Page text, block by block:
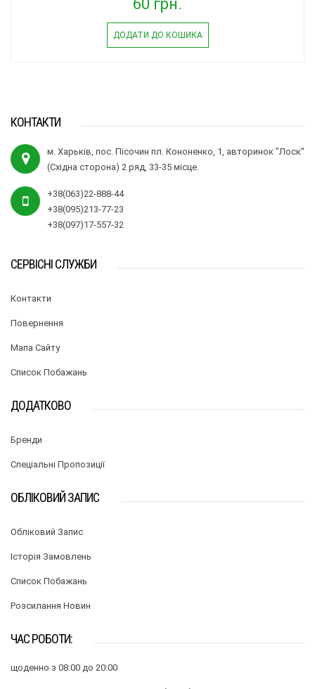
60 грн.
ДОДАТИ ДО КОШИКА
КОНТАКТИ
м. Харьків, пос. Пісочин пл. Кононенко, 1, авторинок "Лоск"
(Східна сторона) 2 ряд, 33-35 місце.
+38(063)22-888-44
+38(095)213-77-23
+38(097)17-557-32
СЕРВІСНІ СЛУЖБИ
Контакти
Повернення
Мапа Сайту
Список Побажань
ДОДАТКОВО
Бренди
Спеціальні Пропозиції
ОБЛІКОВИЙ ЗАПИС
Обліковий Запис
Історія Замовлень
Список Побажань
Розсилання Новин
ЧАС РОБОТИ:
щоденно з 08:00 до 20:00